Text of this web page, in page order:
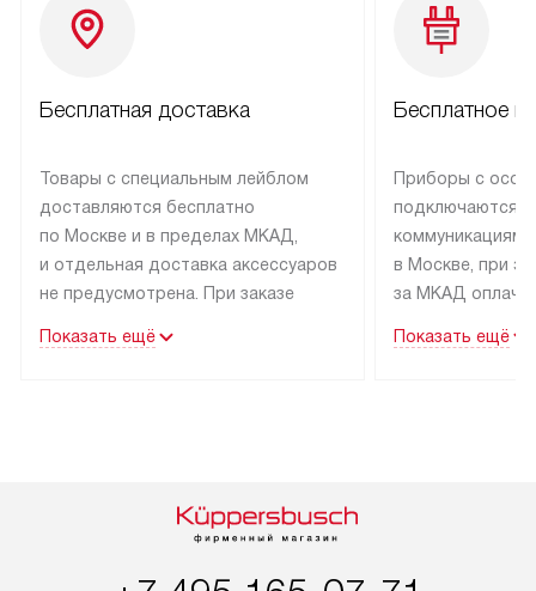
Бесплатная доставка
Товары с специальным лейблом
доставляются бесплатно
по Москве и в пределах МКАД,
и отдельная доставка аксессуаров
не предусмотрена. При заказе
рекомендуем обсудить
интересен товар «Под заказ»,
приобретения с менеджером сайта.
Показать ещё
Бесплатное
Приборы с
подключаются к
коммуникациям
в Москве, при
за МКАД
партнера
гарантию 1 год
Показать ещё